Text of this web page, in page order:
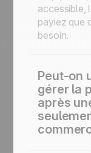
accessible,
payiez que
besoin.
Peut-on
gérer la
après